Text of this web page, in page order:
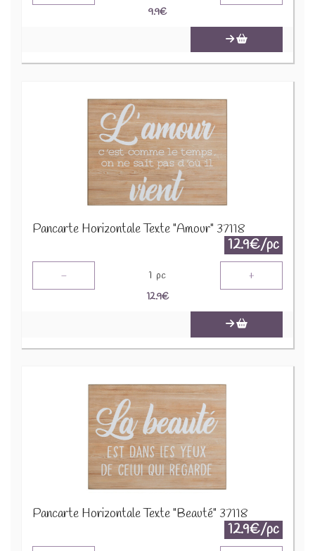
9.9€
Pancarte Horizontale Texte "Amour" 37118
12.9€/pc
- 1 pc +
12.9€
Pancarte Horizontale Texte "Beauté" 37118
12.9€/pc